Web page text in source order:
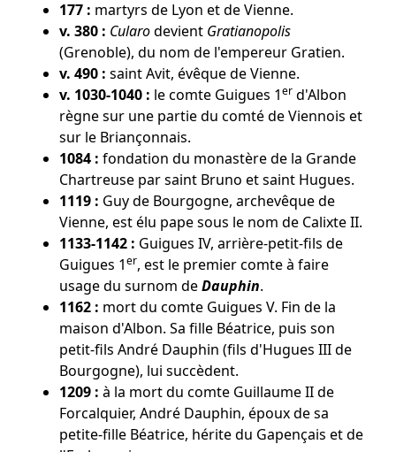
177 : martyrs de Lyon et de Vienne.
v. 380 : Cularodevient Gratianopolis
(Grenoble), du nom de l'empereur Gratien.
v. 490 : saint Avit, évêque de Vienne.
v. 1030-1040 : le comte Guigues 1er d'Albon
règne sur une partie du comté de Viennois et
sur le Briançonnais.
1084 : fondation du monastère de la Grande
Chartreuse par saint Bruno et saint Hugues.
1119 : Guy de Bourgogne, archevêque de
Vienne, est élu pape sous le nom de Calixte II.
1133-1142 : Guigues IV, arrière-petit-fils de
Guigues 1er, est le premier comte à faire
usage du surnom deDauphin.
1162 : mort du comte Guigues V. Fin de la
maison d'Albon. Sa fille Béatrice, puis son
petit-fils André Dauphin (fils d'Hugues III de
Bourgogne), lui succèdent.
1209 : à la mort du comte Guillaume II de
Forcalquier, André Dauphin, époux de sa
petite-fille Béatrice, hérite du Gapençais et de